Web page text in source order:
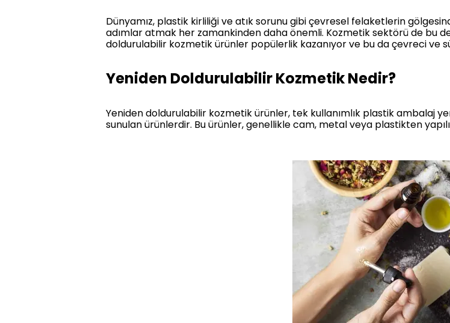
Dünyamız, plastik kirliliği ve atık sorunu gibi çevresel felaketlerin
adımlar atmak her zamankinden daha önemli. Kozmetik sektörü de bu
doldurulabilir kozmetik ürünler popülerlik kazanıyor ve bu da çevreci ve
Yeniden Doldurulabilir Kozmetik Nedir?
Yeniden doldurulabilir kozmetik ürünler, tek kullanımlık plastik ambalaj
sunulan ürünlerdir. Bu ürünler, genellikle cam, metal veya plastikten